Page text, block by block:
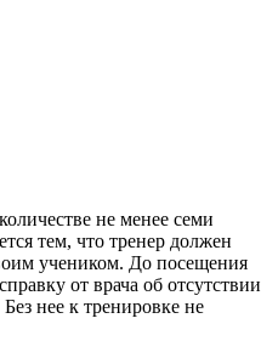
не менее семи
тем, что тренер должен
учеником. До посещения
от врача об отсутствии
нее к тренировке не